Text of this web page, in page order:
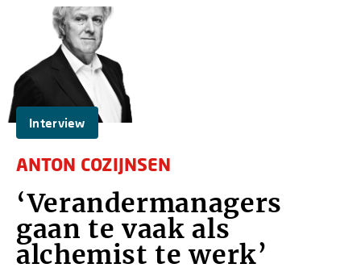
Interview
ANTON COZIJNSEN
‘Verandermanagers
gaan te vaak als
alchemist te werk’